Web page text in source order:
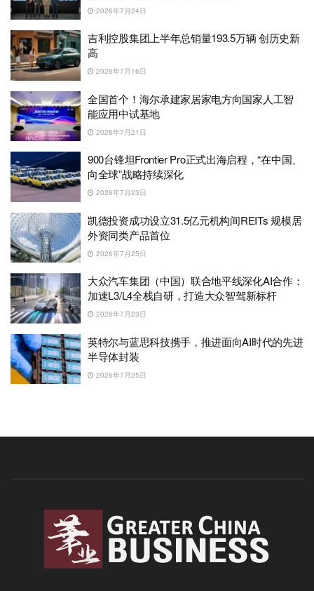
2026年7月24日
吉利控股集团上半年总销量193.5万辆 创历史新
高
2026年7月16日
全国首个！海尔承建家居家电方向国家人工智
能应用中试基地
2026年7月21日
900台锋坦Frontier Pro正式出海启程，“在中国、
向全球”战略持续深化
2026年7月23日
凯德投资成功设立31.5亿元机构间REITs 规模居
外资同类产品首位
2026年7月25日
大众汽车集团（中国）联合地平线深化AI合作：
加速L3/L4全栈自研，打造大众智驾新标杆
2026年7月23日
英特尔与蓝思科技携手，推进面向AI时代的先进
半导体封装
2026年7月25日